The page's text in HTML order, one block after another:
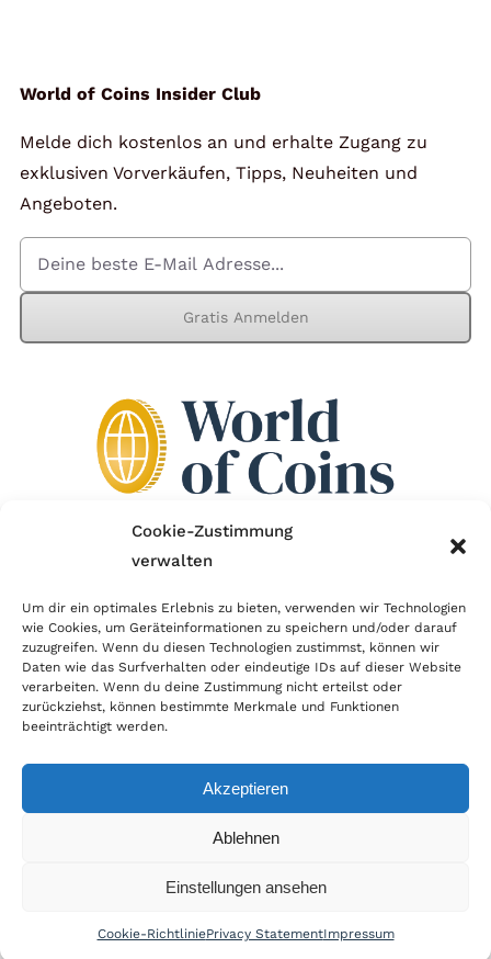
Cookie-Zustimmung
verwalten
Um dir ein optimales Erlebnis zu bieten, verwenden wir Technologien
wie Cookies, um Geräteinformationen zu speichern und/oder darauf
zuzugreifen. Wenn du diesen Technologien zustimmst, können wir
Daten wie das Surfverhalten oder eindeutige IDs auf dieser Website
verarbeiten. Wenn du deine Zustimmung nicht erteilst oder
zurückziehst, können bestimmte Merkmale und Funktionen
beeinträchtigt werden.
Akzeptieren
Ablehnen
Einstellungen ansehen
Cookie-RichtliniePrivacy StatementImpressum
World of Coins Insider Club
Melde dich kostenlos an und erhalte Zugang zu
exklusiven Vorverkäufen, Tipps, Neuheiten und
Angeboten.
Gratis Anmelden
Der Händlerbund setzt sich für sicheren und
erfolgreichen E-Commerce ein. Auch wir sind wie
viele Onlineshops im Netz Mitglied im Händlerbund
und unterstützen fairen Onlinehandel.
Widerruf|Zahlung & Versand